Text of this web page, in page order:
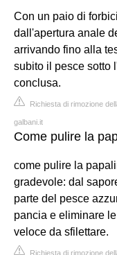
Con un paio di
dall'apertura anale
arrivando fino alla
subito il pesce sotto
conclusa.
Richiesta di rimozione
galbani.it
Come pulire la
come pulire la
gradevole: dal
parte del pesce
pancia e eliminare
veloce da sfilettare.
Richiesta di rimozione